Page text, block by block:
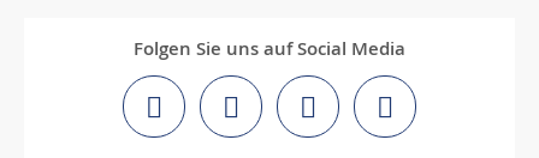
Folgen Sie uns auf Social Media